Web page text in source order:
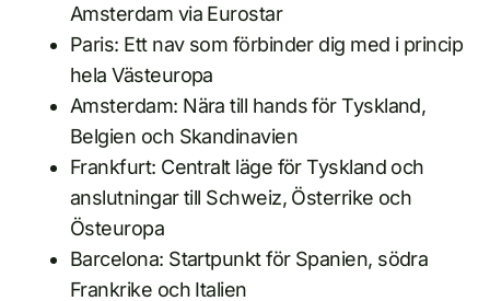
Amsterdam via Eurostar
Paris: Ett nav som förbinder dig med i princip
hela Västeuropa
Amsterdam: Nära till hands för Tyskland,
Belgien och Skandinavien
Frankfurt: Centralt läge för Tyskland och
anslutningar till Schweiz, Österrike och
Östeuropa
Barcelona: Startpunkt för Spanien, södra
Frankrike och Italien